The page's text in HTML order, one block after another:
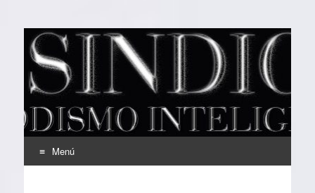
EL SINDICAL
Periodismo Inteligente
Menú